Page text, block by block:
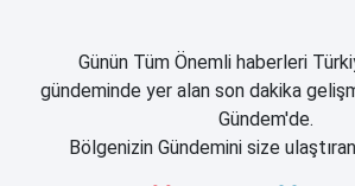
Günün Tüm Önemli haberleri
gündeminde yer alan son dakika
Gündem'de.
Bölgenizin Gündemini size